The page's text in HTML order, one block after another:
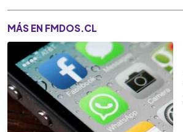
MÁS EN FMDOS.CL